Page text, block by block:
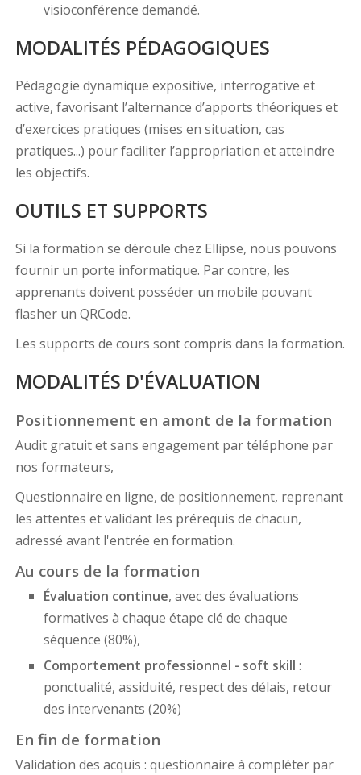
visioconférence demandé.
MODALITÉS PÉDAGOGIQUES
Pédagogie dynamique expositive, interrogative et
active, favorisant l’alternance d’apports théoriques et
d’exercices pratiques (mises en situation, cas
pratiques...) pour faciliter l’appropriation et atteindre
les objectifs.
OUTILS ET SUPPORTS
Si la formation se déroule chez Ellipse, nous pouvons
fournir un porte informatique. Par contre, les
apprenants doivent posséder un mobile pouvant
flasher un QRCode.
Les supports de cours sont compris dans la formation.
MODALITÉS D'ÉVALUATION
Positionnement en amont de la formation
Audit gratuit et sans engagement par téléphone par
nos formateurs,
Questionnaire en ligne, de positionnement, reprenant
les attentes et validant les prérequis de chacun,
adressé avant l'entrée en formation.
Au cours de la formation
Évaluation continue, avec des évaluations
formatives à chaque étape clé de chaque
séquence (80%),
Comportement professionnel - soft skill :
ponctualité, assiduité, respect des délais, retour
des intervenants (20%)
En fin de formation
Validation des acquis : questionnaire à compléter par